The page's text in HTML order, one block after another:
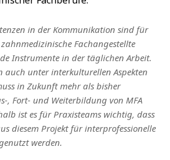
in der Kommunikation sind für
Fachangestellte
Instrumente in der täglichen Arbeit.
auch unter interkulturellen Aspekten
in Zukunft mehr als bisher
, Fort- und Weiterbildung von MFA
ist es für Praxisteams wichtig, dass
diesem Projekt für interprofessionelle
werden.